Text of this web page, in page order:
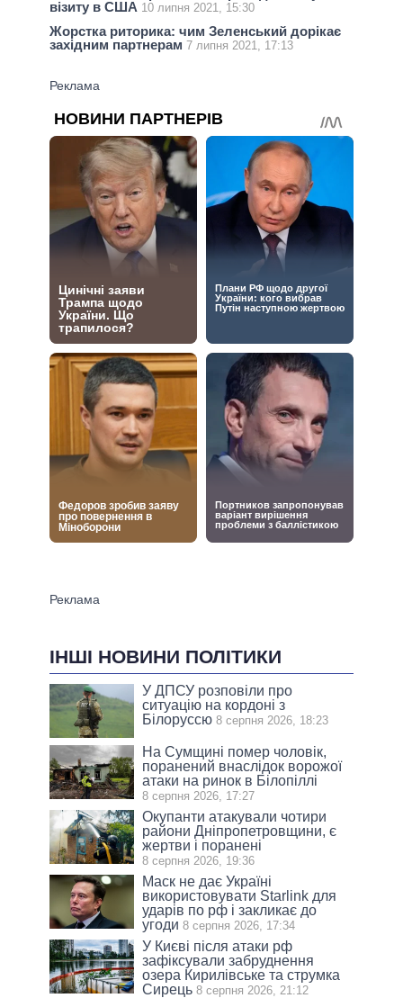
візиту в США 10 липня 2021, 15:30
Жорстка риторика: чим Зеленський дорікає
західним партнерам 7 липня 2021, 17:13
ІНШІ НОВИНИ ПОЛІТИКИ
У ДПСУ розповіли про
ситуацію на кордоні з
Білоруссю 8 серпня 2026, 18:23
На Сумщині помер чоловік,
поранений внаслідок ворожої
атаки на ринок в Білопіллі
8 серпня 2026, 17:27
Окупанти атакували чотири
райони Дніпропетровщини, є
жертви і поранені
8 серпня 2026, 19:36
Маск не дає Україні
використовувати Starlink для
ударів по рф і закликає до
угоди 8 серпня 2026, 17:34
У Києві після атаки рф
зафіксували забруднення
озера Кирилівське та струмка
Сирець 8 серпня 2026, 21:12